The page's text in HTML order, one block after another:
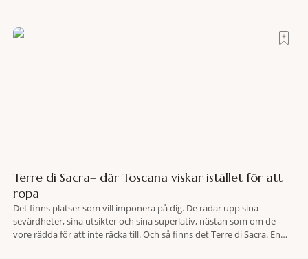
Terre di Sacra– där Toscana viskar istället för att
ropa
Det finns platser som vill imponera på dig. De radar upp sina
sevärdheter, sina utsikter och sina superlativ, nästan som om de
vore rädda för att inte räcka till. Och så finns det Terre di Sacra. En